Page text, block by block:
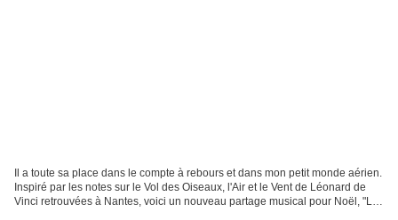
Il a toute sa place dans le compte à rebours et dans mon petit monde aérien.
Inspiré par les notes sur le Vol des Oiseaux, l'Air et le Vent de Léonard de
Vinci retrouvées à Nantes, voici un nouveau partage musical pour Noël, "Le